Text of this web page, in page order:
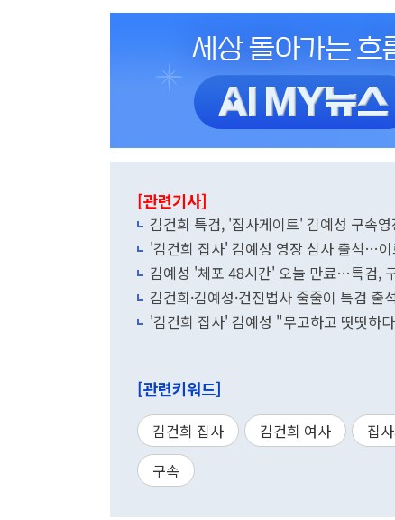
[관련기사]
김건희 특검, '집사게이트' 김예성 구속
'김건희 집사' 김예성 영장 심사 출석…
김예성 '체포 48시간' 오늘 만료…특검,
김건희·김예성·건진법사 줄줄이 특검
'김건희 집사' 김예성 "무고하고 떳떳하
[관련키워드]
김건희 집사 김건희 여사 집
구속